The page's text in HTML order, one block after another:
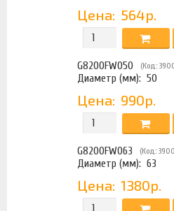
Цена: 564р.
G8200FW050 (Код:
Диаметр (мм): 50
Цена: 990р.
G8200FW063 (Код:
Диаметр (мм): 63
Цена: 1380р.